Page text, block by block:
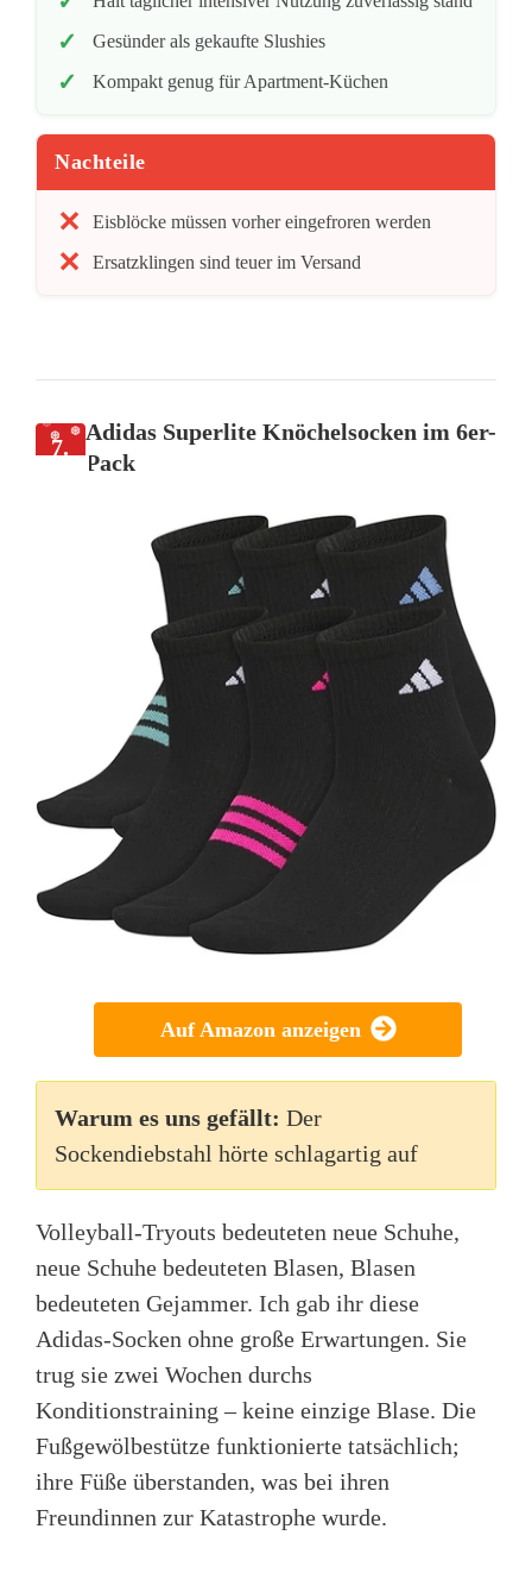
Gesünder als gekaufte Slushies
Kompakt genug für Apartment-Küchen
Nachteile
Eisblöcke müssen vorher eingefroren werden
Ersatzklingen sind teuer im Versand
7.
Adidas Superlite Knöchelsocken im 6er-
Pack
Auf Amazon anzeigen
Warum es uns gefällt: Der
Sockendiebstahl hörte schlagartig auf
Volleyball-Tryouts bedeuteten neue Schuhe,
neue Schuhe bedeuteten Blasen, Blasen
bedeuteten Gejammer. Ich gab ihr diese
Adidas-Socken ohne große Erwartungen. Sie
trug sie zwei Wochen durchs
Konditionstraining – keine einzige Blase. Die
Fußgewölbestütze funktionierte tatsächlich;
ihre Füße überstanden, was bei ihren
Freundinnen zur Katastrophe wurde.